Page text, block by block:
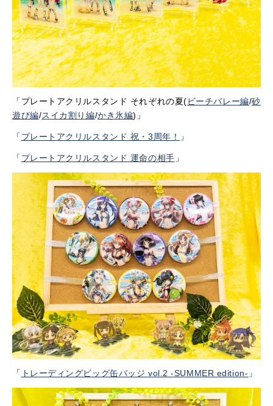
「プレートアクリルスタンド それぞれの夏(ビーチバレー編/砂
遊び編/スイカ割り編/かき氷編)」
「 プレートアクリルスタンド 祝・3周年！ 」
「 プレートアクリルスタンド 運命の相手 」
「 トレーディングビッグ缶バッジ vol.2 -SUMMER edition- 」